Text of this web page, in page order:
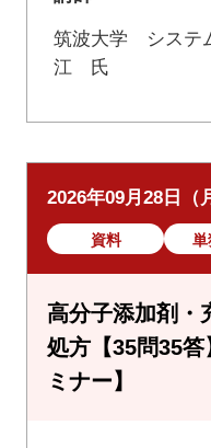
筑波大学 シス
江 氏
2026年09月28日（
資料 単
高分子添加剤・
処方【35問35
ミナー】